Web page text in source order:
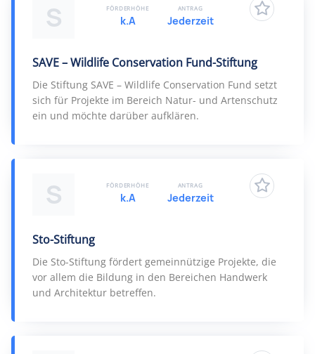
S
SAVE – Wildlife Conservation Fund-Stiftung
Die Stiftung SAVE – Wildlife Conservation Fund setzt
sich für Projekte im Bereich Natur- und Artenschutz
ein und möchte darüber aufklären.
FÖRDERHÖHE
k.A
ANTRAG
Jederzeit
S
Sto-Stiftung
Die Sto-Stiftung fördert gemeinnützige Projekte, die
vor allem die Bildung in den Bereichen Handwerk
und Architektur betreffen.
FÖRDERHÖHE
k.A
ANTRAG
Jederzeit